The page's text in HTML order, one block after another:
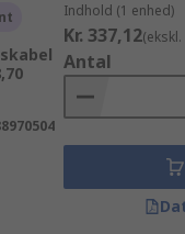
Indhold (1 enhed)
Kr. 337,12
Antal